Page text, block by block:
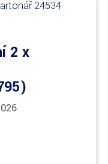
2 x